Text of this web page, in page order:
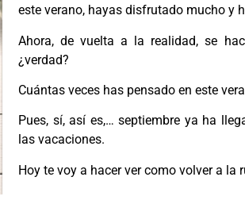
este verano, hayas disfrutado mucho y
Ahora, de vuelta a la realidad, se
¿verdad?
Cuántas veces has pensado en este
Pues, sí, así es,… septiembre ya ha
las vacaciones.
Hoy te voy a hacer ver como volver a la